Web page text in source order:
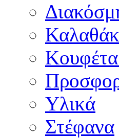
Υλικά
Στέφανα